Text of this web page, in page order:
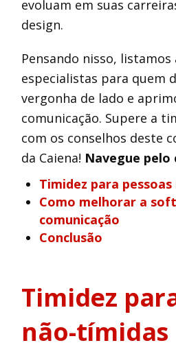
evoluam em suas
design.
Pensando nisso, listamos
especialistas para quem
vergonha de lado e
comunicação. Supere a
com os conselhos deste
da Caiena! Navegue pelo
Timidez para
Como melhorar a
comunicação
Conclusão
Timidez
não-tímidas